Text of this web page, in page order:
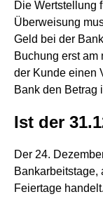
Die Wertstellung
Überweisung
Geld bei der
Buchung erst am
der Kunde einen
Bank den Betrag
Ist der
Der 24.
Bankarbeitstage,
Feiertage